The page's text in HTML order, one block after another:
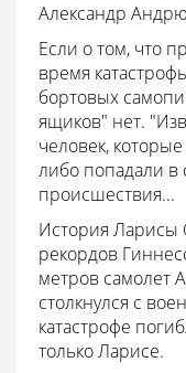
Александр
Если о том, что
время
бортовых
ящиков" нет.
человек,
либо попадали в
происшествия...
История Ларисы
рекордов
метров самолет
столкнулся с
катастрофе
только Ларисе.